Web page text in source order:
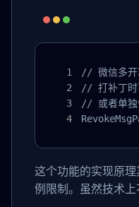
// 微信多开
// 打补丁时
// 或者单独
这个功能的实现原
例限制。虽然技术